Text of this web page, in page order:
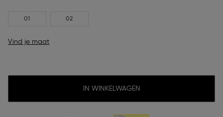
01 02
Vind je maat
IN WINKELWAGEN